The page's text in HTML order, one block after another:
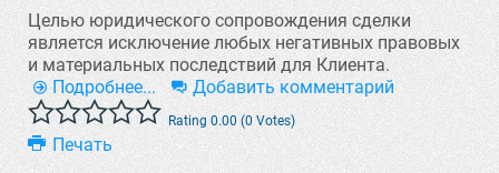
Целью юридического сопровождения сделки
является исключение любых негативных правовых
и материальных последствий для Клиента.
Подробнее...
Добавить комментарий
Rating 0.00 (0 Votes)
Печать